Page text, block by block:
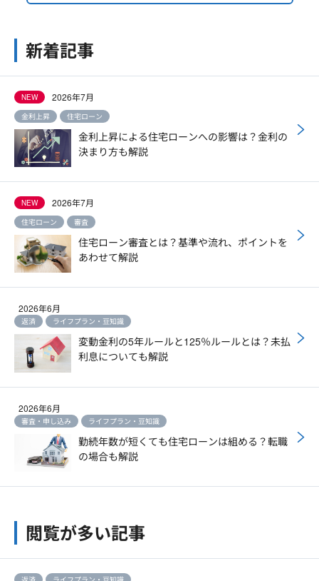
新着記事
NEW 2026年7月
金利上昇 住宅ローン
金利上昇による住宅ローンへの影響は？金利の
決まり方も解説
NEW 2026年7月
住宅ローン 審査
住宅ローン審査とは？基準や流れ、ポイントを
あわせて解説
2026年6月
返済 ライフプラン・豆知識
変動金利の5年ルールと125％ルールとは？未払
利息についても解説
2026年6月
審査・申し込み ライフプラン・豆知識
勤続年数が短くても住宅ローンは組める？転職
の場合も解説
閲覧が多い記事